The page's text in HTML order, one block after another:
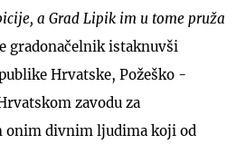
a Grad Lipik im u tome pruža
gradonačelnik istaknuvši
Hrvatske, Požeško -
zavodu za
onim divnim ljudima koji od